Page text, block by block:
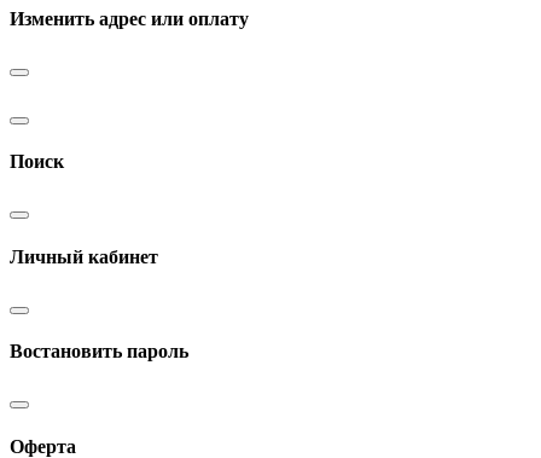
Изменить адрес или оплату
Поиск
Личный кабинет
Востановить пароль
Оферта